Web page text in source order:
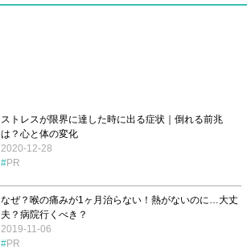
ストレスが限界に達した時に出る症状｜倒れる前兆
は？心と体の変化
2020-12-28
PR
なぜ？喉の痛みが1ヶ月治らない！熱がないのに…大丈
夫？病院行くべき？
2019-11-06
PR